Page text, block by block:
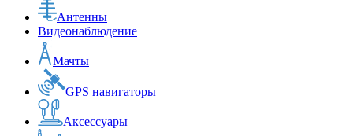
Антенны
Видеонаблюдение
Мачты
GPS навигаторы
Аксессуары